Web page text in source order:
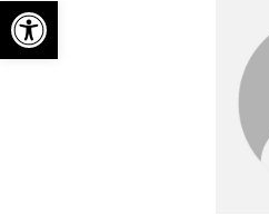
Abrir barra de herramientas